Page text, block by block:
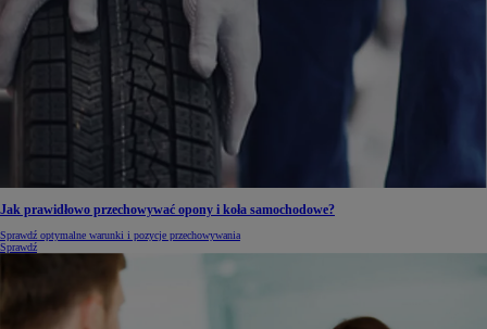
Jak prawidłowo przechowywać opony i koła samochodowe?
Sprawdź optymalne warunki i pozycje przechowywania
Sprawdź